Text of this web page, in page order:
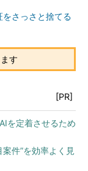
さっさと捨てる
す
[PR]
を定着させるため
件”を効率よく見